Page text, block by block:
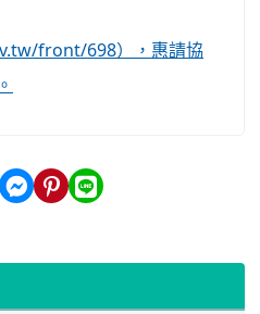
front/698），惠請協